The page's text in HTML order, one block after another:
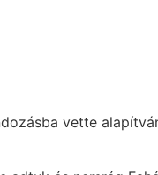
vette